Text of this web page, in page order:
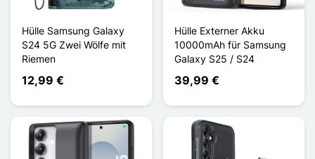
Hülle Samsung Galaxy
S24 5G Zwei Wölfe mit
Riemen
12,99 €
Hülle Externer Akku
10000mAh für Samsung
Galaxy S25 / S24
39,99 €